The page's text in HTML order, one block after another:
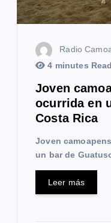
Radio
4 minutes Read
Joven
ocurrida en
Costa Rica
Joven
un bar de
Leer más